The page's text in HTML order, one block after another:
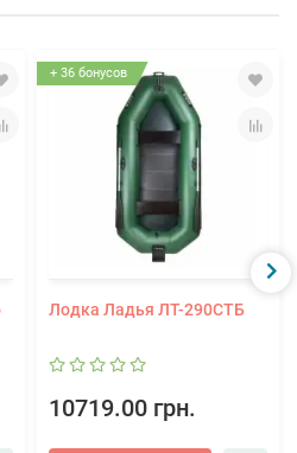
+ 36 бонусов
Лодка Ладья ЛТ-290СТБ
10719.00 грн.